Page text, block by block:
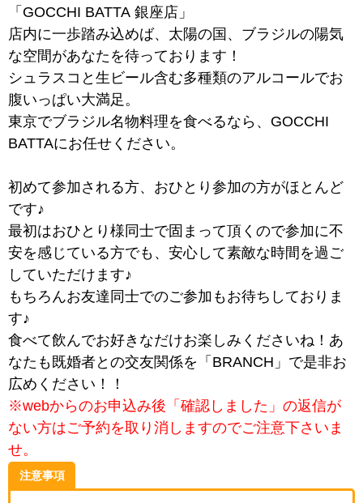
「GOCCHI BATTA 銀座店」
店内に一歩踏み込めば、太陽の国、ブラジルの陽気
な空間があなたを待っております！
シュラスコと生ビール含む多種類のアルコールでお
腹いっぱい大満足。
東京でブラジル名物料理を食べるなら、GOCCHI
BATTAにお任せください。
初めて参加される方、おひとり参加の方がほとんど
です♪
最初はおひとり様同士で固まって頂くので参加に不
安を感じている方でも、安心して素敵な時間を過ご
していただけます♪
もちろんお友達同士でのご参加もお待ちしておりま
す♪
食べて飲んでお好きなだけお楽しみくださいね！あ
なたも既婚者との交友関係を「BRANCH」で是非お
広めください！！
※webからのお申込み後「確認しました」の返信が
ない方はご予約を取り消しますのでご注意下さいま
せ。
注意事項